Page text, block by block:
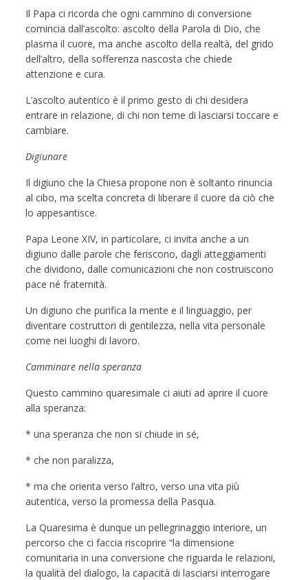
Il Papa ci ricorda che ogni cammino di conversione
comincia dall’ascolto: ascolto della Parola di Dio, che
plasma il cuore, ma anche ascolto della realtà, del grido
dell’altro, della sofferenza nascosta che chiede
attenzione e cura.
L’ascolto autentico è il primo gesto di chi desidera
entrare in relazione, di chi non teme di lasciarsi toccare e
cambiare.
Digiunare
Il digiuno che la Chiesa propone non è soltanto rinuncia
al cibo, ma scelta concreta di liberare il cuore da ciò che
lo appesantisce.
Papa Leone XIV, in particolare, ci invita anche a un
digiuno dalle parole che feriscono, dagli atteggiamenti
che dividono, dalle comunicazioni che non costruiscono
pace né fraternità.
Un digiuno che purifica la mente e il linguaggio, per
diventare costruttori di gentilezza, nella vita personale
come nei luoghi di lavoro.
Camminare nella speranza
Questo cammino quaresimale ci aiuti ad aprire il cuore
alla speranza:
* una speranza che non si chiude in sé,
* che non paralizza,
* ma che orienta verso l’altro, verso una vita più
autentica, verso la promessa della Pasqua.
La Quaresima è dunque un pellegrinaggio interiore, un
percorso che ci faccia riscoprire “la dimensione
comunitaria in una conversione che riguarda le relazioni,
la qualità del dialogo, la capacità di lasciarsi interrogare